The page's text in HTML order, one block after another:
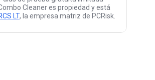
Cleaner es propiedad y está
LT, la empresa matriz de PCRisk.